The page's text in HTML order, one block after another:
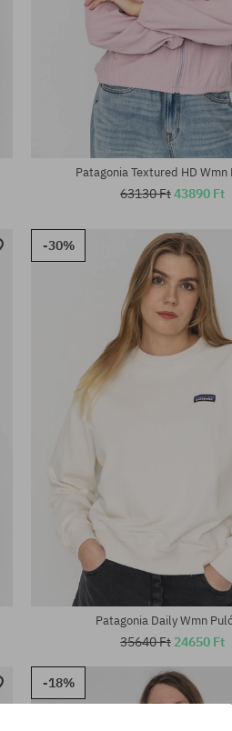
Elérhető méretek:
Elérhető méretek:
Patagonia Textured HD Wmn
63130 Ft43890 Ft
-30%
Patagonia Daily Wmn
35640 Ft 24650 Ft
-18%